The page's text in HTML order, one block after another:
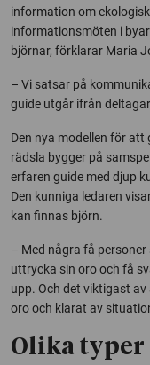
information om
informationsmöten i
björnar, förklarar Maria
– Vi satsar på
guide utgår ifrån
Den nya modellen för
rädsla bygger på
erfaren guide med djup
Den kunniga ledaren
kan finnas björn.
– Med några få
uttrycka sin oro och få
upp. Och det viktigast
oro och klarat av
Olika typer